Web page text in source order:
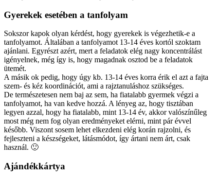
Gyerekek esetében a tanfolyam
Sokszor kapok olyan kérdést, hogy gyerekek is végezhetik-e a
tanfolyamot. Általában a tanfolyamot 13-14 éves kortól szoktam
ajánlani. Egyrészt azért, mert a feladatok elég nagy koncentrálást
igényelnek, még így is, hogy magadnak osztod be a feladatok
ütemét.
A másik ok pedig, hogy úgy kb. 13-14 éves korra érik el azt a fajta
szem- és kéz koordinációt, ami a rajztanuláshoz szükséges.
De természetesen nem baj az sem, ha fiatalabb gyermek végzi a
tanfolyamot, ha van kedve hozzá. A lényeg az, hogy tisztában
legyen azzal, hogy ha fiatalabb, mint 13-14 év, akkor valószínűleg
most még nem fog olyan eredményeket elérni, mint pár évvel
később. Viszont sosem lehet elkezdeni elég korán rajzolni, és
fejleszteni a készségeket, látásmódot, így ártani nem árt, csak
használ. 🙂
Ajándékkártya